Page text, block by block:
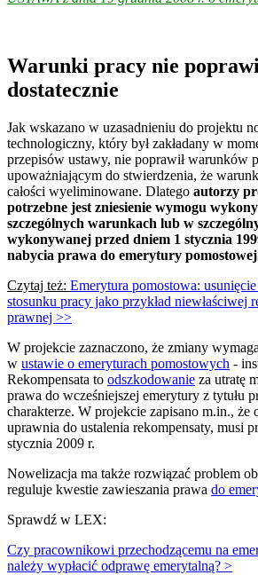
Warunki pracy nie
dostatecznie
Jak wskazano w uzasadnieniu do projektu
technologiczny, który był zakładany w
przepisów ustawy, nie poprawił warunków
upoważniającym do stwierdzenia, że
całości wyeliminowane. Dlatego autorzy
potrzebne jest zniesienie wymogu
szczególnych warunkach lub w
wykonywanej przed dniem 1 stycznia
nabycia prawa do emerytury
Czytaj też: Emerytura pomostowa:
stosunku pracy jako przykład niewłaściwej
prawnej >>
W projekcie zaznaczono, że zmiany
w ustawie o emeryturach pomostowych -
Rekompensata to odszkodowanie za utratę
prawa do wcześniejszej emerytury z tytułu
charakterze. W projekcie zapisano m.in., że
uprawnia do ustalenia rekompensaty, musi
stycznia 2009 r.
Nowelizacja ma także rozwiązać problem
reguluje kwestie zawieszania prawa do
Sprawdź w LEX:
Czy pracownikowi przechodzącemu na
należy wypłacić odprawę emerytalną? >